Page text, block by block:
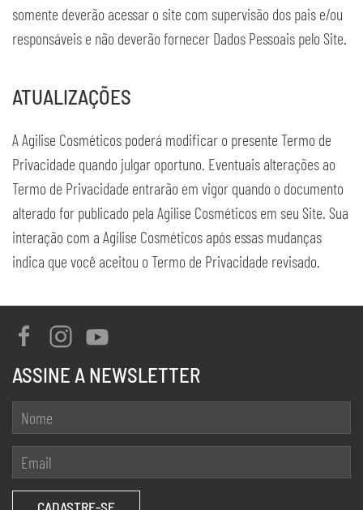
somente deverão acessar o site com supervisão dos pais e/ou
responsáveis e não deverão fornecer Dados Pessoais pelo Site.
ATUALIZAÇÕES
A Agilise Cosméticos poderá modificar o presente Termo de
Privacidade quando julgar oportuno. Eventuais alterações ao
Termo de Privacidade entrarão em vigor quando o documento
alterado for publicado pela Agilise Cosméticos em seu Site. Sua
interação com a Agilise Cosméticos após essas mudanças
indica que você aceitou o Termo de Privacidade revisado.
ASSINE A NEWSLETTER